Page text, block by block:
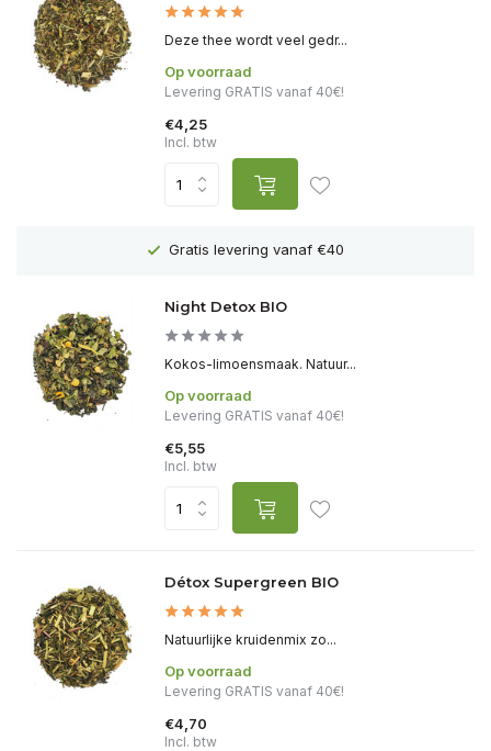
Deze thee wordt veel gedr...
Op voorraad
Levering GRATIS vanaf 40€!
€4,25
Incl. btw
Gratis levering vanaf €40
Night Detox BIO
Kokos-limoensmaak. Natuur...
Op voorraad
Levering GRATIS vanaf 40€!
€5,55
Incl. btw
Détox Supergreen BIO
Natuurlijke kruidenmix zo...
Op voorraad
Levering GRATIS vanaf 40€!
€4,70
Incl. btw